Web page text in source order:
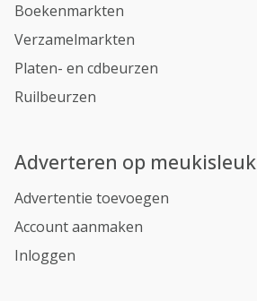
Boekenmarkten
Verzamelmarkten
Platen- en cdbeurzen
Ruilbeurzen
Adverteren op meukisleuk
Advertentie toevoegen
Account aanmaken
Inloggen